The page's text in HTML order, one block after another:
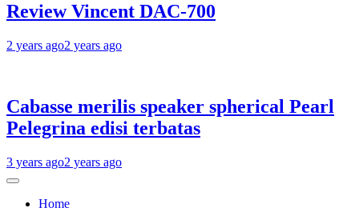
Review Vincent DAC-700
2 years ago2 years ago
Cabasse merilis speaker spherical Pearl
Pelegrina edisi terbatas
3 years ago2 years ago
Home